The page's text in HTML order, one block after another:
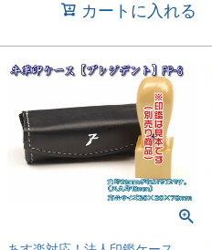
カートに入れる